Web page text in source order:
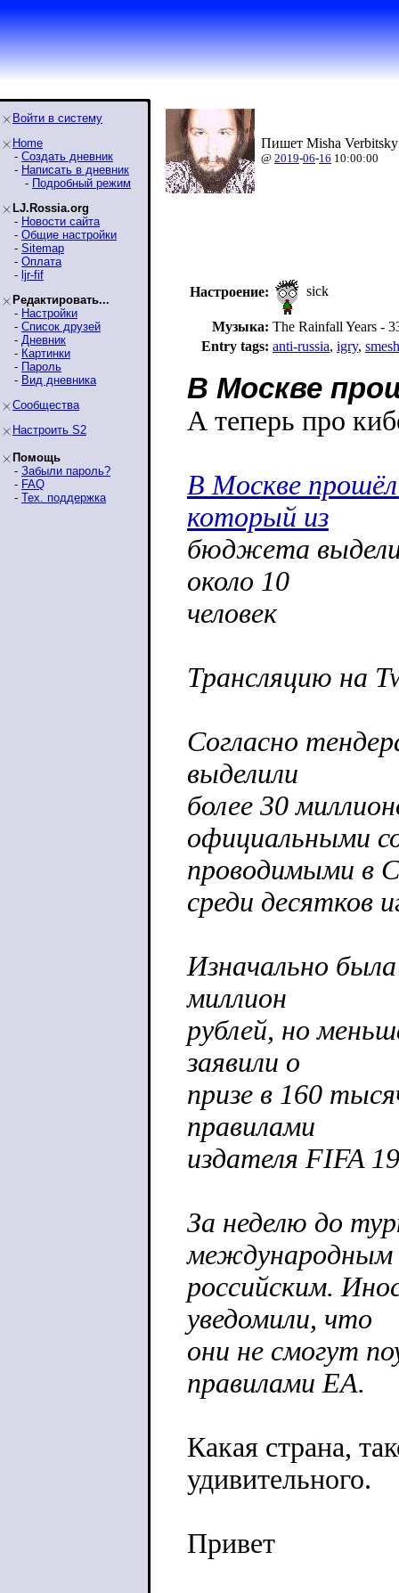
Войти в систему
Home
- Создать дневник
- Написать в дневник
- Подробный режим
LJ.Rossia.org
- Новости сайта
- Общие настройки
- Sitemap
- Оплата
- ljr-fif
Редактировать...
- Настройки
- Список друзей
- Дневник
- Картинки
- Пароль
- Вид дневника
Сообщества
Настроить S2
Помощь
- Забыли пароль?
- FAQ
- Тех. поддержка
Пишет Misha
@ 2019-06-16 10:00:00
Настроение: sick
Музыка: The Rainfall Years -
Entry tags: anti-russia, igry,
В Москве
А теперь про
В Москве
который из
бюджета
около 10
человек
Трансляцию на
Согласно
выделили
более 30
официальными
проводимыми в
среди десятков
Изначально
миллион
рублей, но
заявили о
призе в 160
правилами
издателя FIFA
За неделю до
международным
российским.
уведомили, что
они не смогут
правилами EA.
Какая страна,
удивительного.
Привет